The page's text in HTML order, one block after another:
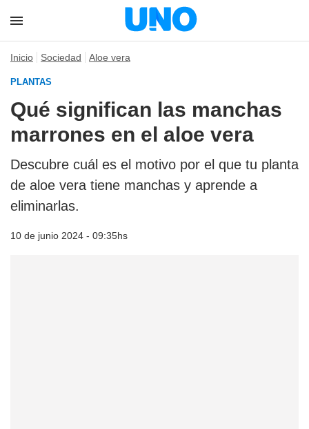
Inicio Sociedad Aloe vera
PLANTAS
Qué significan las manchas
marrones en el aloe vera
Descubre cuál es el motivo por el que tu planta
de aloe vera tiene manchas y aprende a
eliminarlas.
10 de junio 2024 - 09:35hs